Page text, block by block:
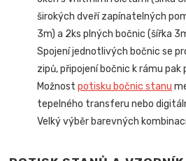
širokých dveří zapínatelných
3m) a 2ks plných bočnic (šířka
Spojení jednotlivých bočnic se
zipů, připojení bočnic k rámu
Možnostpotisku bočnic stanu
tepelného transferu nebo
Velký výběr barevných